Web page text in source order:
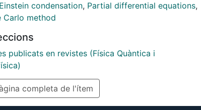
condensation, Partial differential equations,
Carlo method
publicats en revistes (Física Quàntica i
completa de l'ítem